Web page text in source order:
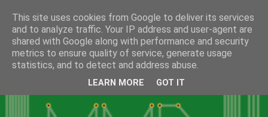
This site uses cookies from Google to deliver its services
and to analyze traffic. Your IP address and user-agent are
shared with Google along with performance and security
metrics to ensure quality of service, generate usage
statistics, and to detect and address abuse.
LEARN MORE GOT IT